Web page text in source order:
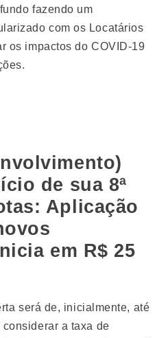
fazendo um
com os Locatários
os impactos do COVID-19
de sua 8ª
Aplicação
em R$ 25
será de, inicialmente, até
a taxa de